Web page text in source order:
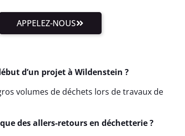
APPELEZ-NOUS
d’un projet à Wildenstein ?
volumes de déchets lors de travaux de
des allers-retours en déchetterie ?